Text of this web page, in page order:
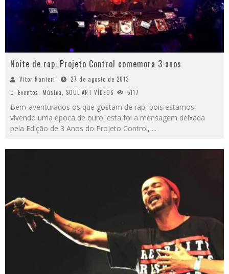
Noite de rap: Projeto Control comemora 3 anos
Vitor Ranieri
27 de agosto de 2013
Eventos, Música, SOUL ART VÍDEOS 5117
Bem-aventurados os que gostam de rap, pois estamos
vivendo uma época de ouro: esta foi a mensagem deixada
pela Edição de 3 Anos do Projeto Control, ...